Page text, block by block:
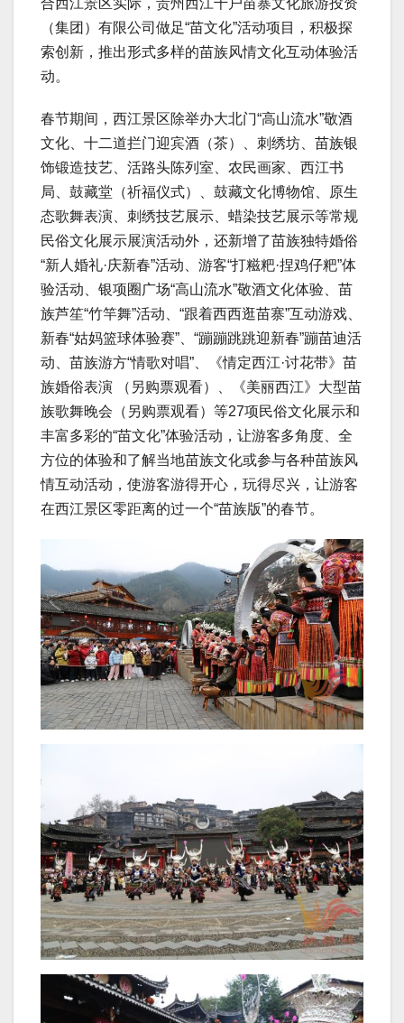
（集团）有限公司做足“苗文化”活动项目，积极探
索创新，推出形式多样的苗族风情文化互动体验活
动。
春节期间，西江景区除举办大北门“高山流水”敬酒
文化、十二道拦门迎宾酒（茶）、刺绣坊、苗族银
饰锻造技艺、活路头陈列室、农民画家、西江书
局、鼓藏堂（祈福仪式）、鼓藏文化博物馆、原生
态歌舞表演、刺绣技艺展示、蜡染技艺展示等常规
民俗文化展示展演活动外，还新增了苗族独特婚俗
“新人婚礼·庆新春”活动、游客“打糍粑·捏鸡仔粑”体
验活动、银项圈广场“高山流水”敬酒文化体验、苗
族芦笙“竹竿舞”活动、“跟着西西逛苗寨”互动游戏、
新春“姑妈篮球体验赛”、“蹦蹦跳跳迎新春”蹦苗迪活
动、苗族游方“情歌对唱”、《情定西江·讨花带》苗
族婚俗表演 （另购票观看）、《美丽西江》大型苗
族歌舞晚会（另购票观看）等27项民俗文化展示和
丰富多彩的“苗文化”体验活动，让游客多角度、全
方位的体验和了解当地苗族文化或参与各种苗族风
情互动活动，使游客游得开心，玩得尽兴，让游客
在西江景区零距离的过一个“苗族版”的春节。